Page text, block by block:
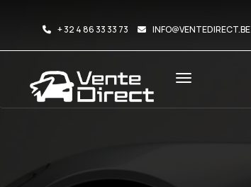
+ 32 4 86 33 33 73 INFO@VENTEDIRECT.BE